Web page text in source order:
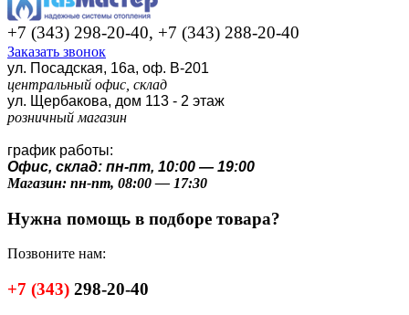
+7 (343) 298-20-40, +7 (343) 288-20-40
Заказать звонок
ул. Посадская, 16а, оф. В-201
центральный офис, склад
ул. Щербакова, дом 113 - 2 этаж
розничный магазин
график работы:
Офис, склад: пн-пт, 10:00 — 19:00
Магазин: пн-пт, 08:00 — 17:30
Нужна помощь в подборе товара?
Позвоните нам:
+7 (343) 298-20-40